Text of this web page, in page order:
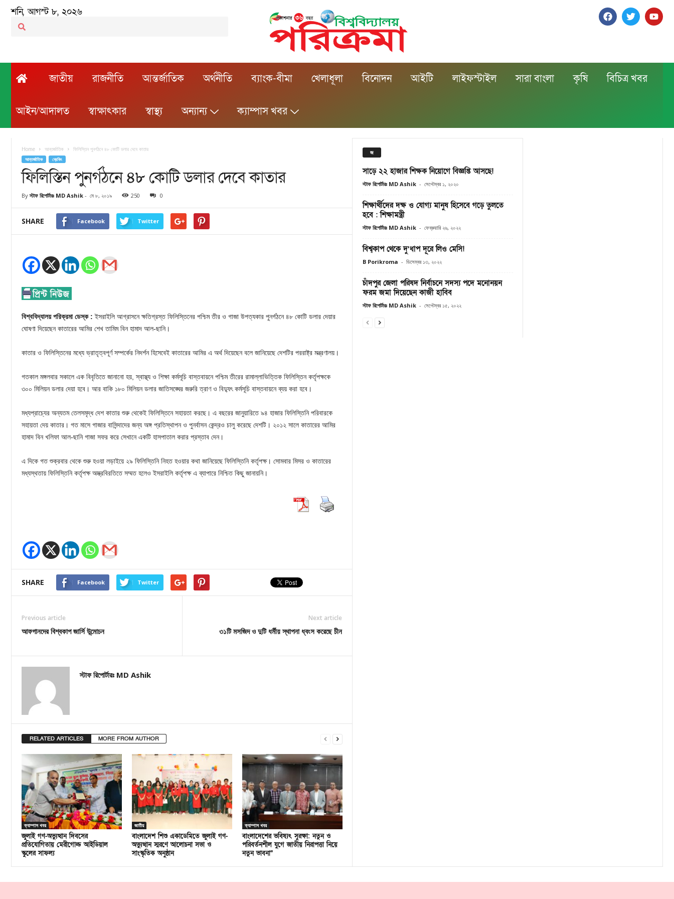
শনি, আগস্ট ৮, ২০২৬
জাতীয় রাজনীতি আন্তর্জাতিক অর্থনীতি ব্যাংক-বীমা খেলাধূলা বিনোদন আইটি লাইফস্টাইল সারা বাংলা কৃষি বিচিত্র খবর
আইন/আদালত স্বাক্ষাৎকার স্বাস্থ্য অন্যান্য ক্যাম্পাস খবর
Home আন্তর্জাতিক ফিলিস্তিন পুনর্গঠনে ৪৮ কোটি ডলার দেবে কাতার
আন্তর্জাতিক ব্রেকিং
ফিলিস্তিন পুনর্গঠনে ৪৮ কোটি ডলার দেবে কাতার
By স্টাফ রিপোর্টারঃ MD Ashik - মে ৮, ২০১৯ 250 0
SHARE Facebook Twitter
বিশ্ববিদ্যালয় পরিক্রমা ডেস্ক : ইসরাইলি আগ্রাসনে ক্ষতিগ্রস্ত ফিলিস্তিনের পশ্চিম তীর ও গাজা উপত্যকার পুনর্গঠনে ৪৮ কোটি ডলার দেয়ার
ঘোষণা দিয়েছেন কাতারের আমির শেখ তামিম বিন হামাদ আল-ছানি।
কাতার ও ফিলিস্তিনের মধ্যে ভ্রাতৃত্বপূর্ণ সম্পর্কের নিদর্শন হিসেবেই কাতারের আমির এ অর্থ দিয়েছেন বলে জানিয়েছে দেশটির পররাষ্ট্র মন্ত্রণালয়।
গতকাল মঙ্গলবার সকালে এক বিবৃতিতে জানানো হয়, স্বাস্থ্য ও শিক্ষা কর্মসূচি বাস্তবায়নে পশ্চিম তীরের রামাল্লাভিত্তিক ফিলিস্তিন কর্তৃপক্ষকে
৩০০ মিলিয়ন ডলার দেয়া হবে। আর বাকি ১৮০ মিলিয়ন ডলার জাতিসঙ্ঘের জরুরি ত্রাণ ও বিদ্যুৎ কর্মসূচি বাস্তবায়নে ব্যয় করা হবে।
মধ্যপ্রাচ্যের অন্যতম তেলসমৃদ্ধ দেশ কাতার শুরু থেকেই ফিলিস্তিনে সহায়তা করছে। এ বছরের জানুয়ারিতে ৯৪ হাজার ফিলিস্তিনি পরিবারকে
সহায়তা দেয় কাতার। গত মাসে গাজার বাসিন্দাদের জন্য অঙ্গ প্রতিস্থাপন ও পুনর্বাসন কেন্দ্রও চালু করেছে দেশটি। ২০১২ সালে কাতারের আমির
হামাদ বিন খলিফা আল-ছানি গাজা সফর করে সেখানে একটি হাসপাতাল করার প্রস্তাব দেন।
এ দিকে গত শুক্রবার থেকে শুরু হওয়া লড়াইয়ে ২৯ ফিলিস্তিনি নিহত হওয়ার কথা জানিয়েছে ফিলিস্তিনি কর্তৃপক্ষ। সোমবার মিসর ও কাতারের
মধ্যস্থতায় ফিলিস্তিনি কর্তৃপক্ষ অস্ত্রবিরতিতে সম্মত হলেও ইসরাইলি কর্তৃপক্ষ এ ব্যাপারে নিশ্চিত কিছু জানায়নি।
SHARE Facebook Twitter
Previous article
আফগানদের বিশ্বকাপ জার্সি উন্মোচন
Next article
৩১টি মসজিদ ও দুটি ধর্মীয় স্থাপনা ধ্বংস করেছে চীন
স্টাফ রিপোর্টারঃ MD Ashik
RELATED ARTICLES MORE FROM AUTHOR
ক্যাম্পাস খবর
জুলাই গণ-অভ্যুত্থান দিবসের
প্রতিযোগিতায় মেরীগোল্ড আইডিয়াল
স্কুলের সাফল্য
জাতীয়
বাংলাদেশ শিশু একাডেমিতে জুলাই গণ-
অভ্যুত্থান স্মরণে আলোচনা সভা ও
সাংস্কৃতিক অনুষ্ঠান
ক্যাম্পাস খবর
বাংলাদেশের ভবিষ্যৎ সুরক্ষা: নতুন ও
পরিবর্তনশীল যুগে জাতীয় নিরাপত্তা নিয়ে
নতুন ভাবনা”
জ
সাড়ে ২২ হাজার শিক্ষক নিয়োগে বিজ্ঞপ্তি আসছে!
স্টাফ রিপোর্টারঃ MD Ashik - সেপ্টেম্বর ১, ২০২০
শিক্ষার্থীদের দক্ষ ও যোগ্য মানুষ হিসেবে গড়ে তুলতে
হবে : শিক্ষামন্ত্রী
স্টাফ রিপোর্টারঃ MD Ashik - ফেব্রুয়ারি ২৬, ২০২২
বিশ্ব্কাপ থেকে দু’ধাপ দূরে লিও মেসি!
B Porikroma - ডিসেম্বর ১৩, ২০২২
চাঁদপুর জেলা পরিষদ নির্বাচনে সদস্য পদে মনোনয়ন
ফরম জমা দিয়েছেন কাজী হাবিব
স্টাফ রিপোর্টারঃ MD Ashik - সেপ্টেম্বর ১৫, ২০২২